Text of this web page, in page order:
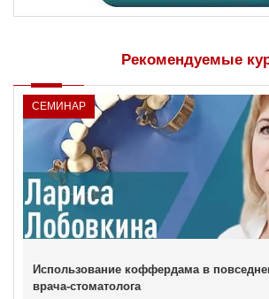
Рекомендуемые
СЕМИНАР
Использование коффердама в
врача-стоматолога